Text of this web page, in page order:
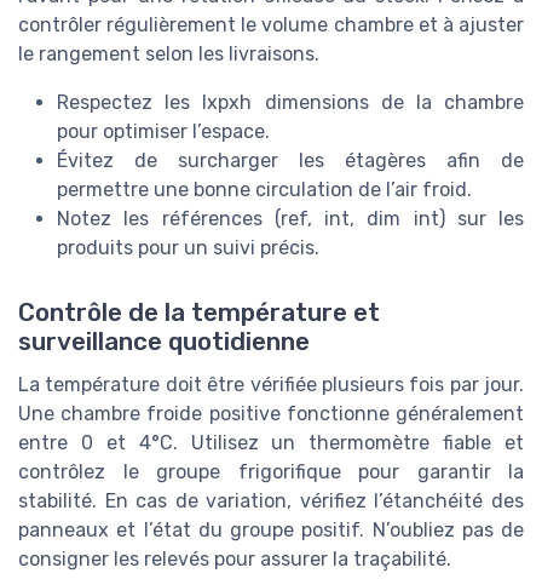
contrôler régulièrement le volume chambre et à ajuster
le rangement selon les livraisons.
Respectez les lxpxh dimensions de la chambre
pour optimiser l’espace.
Évitez de surcharger les étagères afin de
permettre une bonne circulation de l’air froid.
Notez les références (ref, int, dim int) sur les
produits pour un suivi précis.
Contrôle de la température et
surveillance quotidienne
La température doit être vérifiée plusieurs fois par jour.
Une chambre froide positive fonctionne généralement
entre 0 et 4°C. Utilisez un thermomètre fiable et
contrôlez le groupe frigorifique pour garantir la
stabilité. En cas de variation, vérifiez l’étanchéité des
panneaux et l’état du groupe positif. N’oubliez pas de
consigner les relevés pour assurer la traçabilité.